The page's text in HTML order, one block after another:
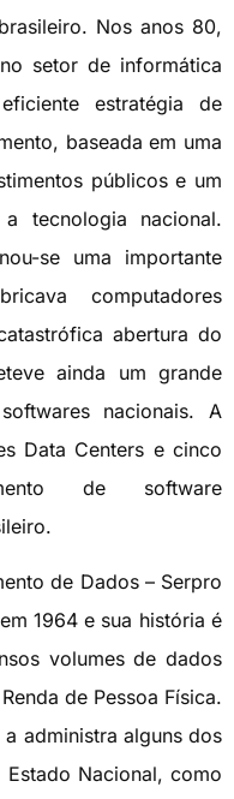
Nos anos 80,
setor de informática
estratégia de
baseada em uma
públicos e um
tecnologia nacional.
se uma importante
computadores
abertura do
ainda um grande
nacionais. A
Data Centers e cinco
de software
de Dados – Serpro
1964 e sua história é
volumes de dados
de Pessoa Física.
administra alguns dos
Estado Nacional, como